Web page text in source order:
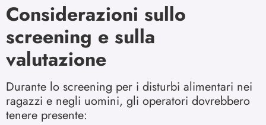
Considerazioni sullo
screening e sulla
valutazione
Durante lo screening per i disturbi alimentari nei
ragazzi e negli uomini, gli operatori dovrebbero
tenere presente: